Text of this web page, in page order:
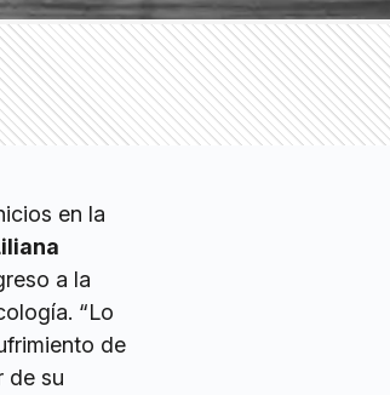
en la
a la
“Lo
de
de su